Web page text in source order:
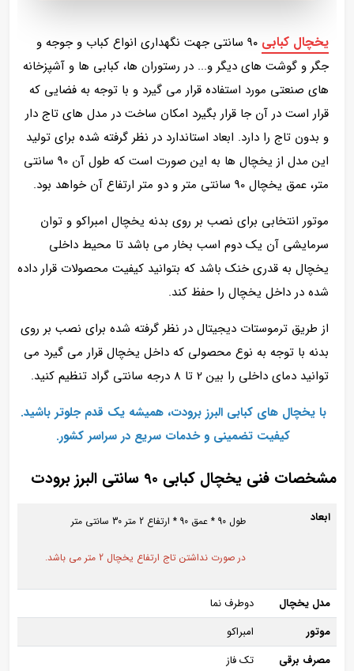
یخچال کبابی
۹۰ سانتی جهت نگهداری انواع کباب و جوجه و
جگر و گوشت های دیگر و... در رستوران‌ ها، کبابی‌ ها و آشپزخانه‌
های صنعتی مورد استفاده قرار می گیرد و با توجه به فضایی که
قرار است در آن جا قرار بگیرد امکان ساخت در مدل های تاج دار
و بدون تاج را دارد. ابعاد استاندارد در نظر گرفته شده برای تولید
این مدل از یخچال ها به این صورت است که طول آن 90 سانتی
متر، عمق یخچال 90 سانتی متر و دو متر ارتفاع آن خواهد بود.
موتور انتخابی برای نصب بر روی بدنه یخچال امبراکو و توان
سرمایشی آن یک دوم اسب بخار می باشد تا محیط داخلی
یخچال به قدری خنک باشد که بتوانید کیفیت محصولات قرار داده
شده در داخل یخچال را حفظ کند.
از طریق ترموستات دیجیتال در نظر گرفته شده برای نصب بر روی
بدنه با توجه به نوع محصولی که داخل یخچال قرار می گیرد می
توانید دمای داخلی را بین 2 تا 8 درجه سانتی گراد تنظیم کنید.
با یخچال‌ های کبابی البرز برودت، همیشه یک قدم جلوتر باشید.
کیفیت تضمینی و خدمات سریع در سراسر کشور.
مشخصات فنی یخچال کبابی 90 سانتی البرز برودت
ابعاد طول 90 * عمق 90 * ارتفاع 2 متر 30 سانتی متر
در صورت نداشتن تاج ارتفاع یخچال 2 متر می باشد.
مدل یخچال
دوطرف نما
موتور
امبراکو
مصرف برقی
تک فاز